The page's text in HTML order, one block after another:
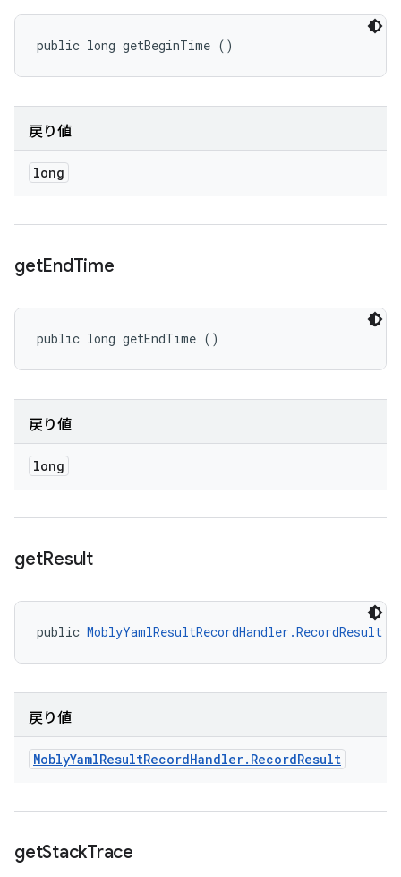
public long getBeginTime ()
戻り値
long
getEndTime
public long getEndTime ()
戻り値
long
getResult
public MoblyYamlResultRecordHandler.RecordResult
戻り値
MoblyYamlResultRecordHandler. RecordResult
getStackTrace